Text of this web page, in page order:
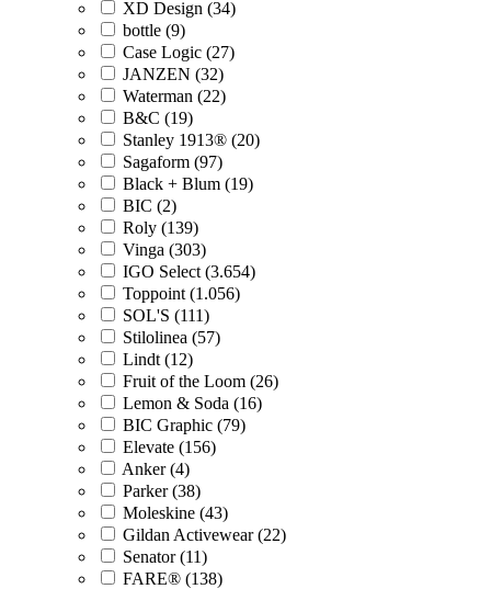
XD Design (34)
bottle (9)
Case Logic (27)
JANZEN (32)
Waterman (22)
B&C (19)
Stanley 1913® (20)
Sagaform (97)
Black + Blum (19)
BIC (2)
Roly (139)
Vinga (303)
IGO Select (3.654)
Toppoint (1.056)
SOL'S (111)
Stilolinea (57)
Lindt (12)
Fruit of the Loom (26)
Lemon & Soda (16)
BIC Graphic (79)
Elevate (156)
Anker (4)
Parker (38)
Moleskine (43)
Gildan Activewear (22)
Senator (11)
FARE® (138)